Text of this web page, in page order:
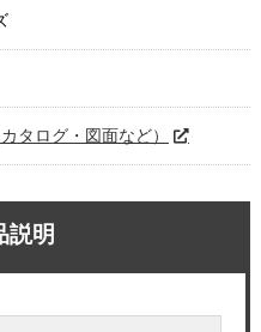
タログ・図面など）
説明